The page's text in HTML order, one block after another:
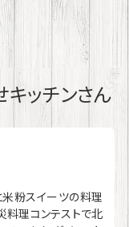
キッチンさん
粉スイーツの料理
料理コンテストで北